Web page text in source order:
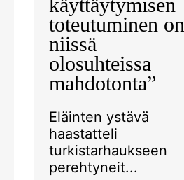
käyttäytymisen
toteutuminen on
niissä
olosuhteissa
mahdotonta”
Eläinten ystävä
haastatteli
turkistarhaukseen
perehtyneit...